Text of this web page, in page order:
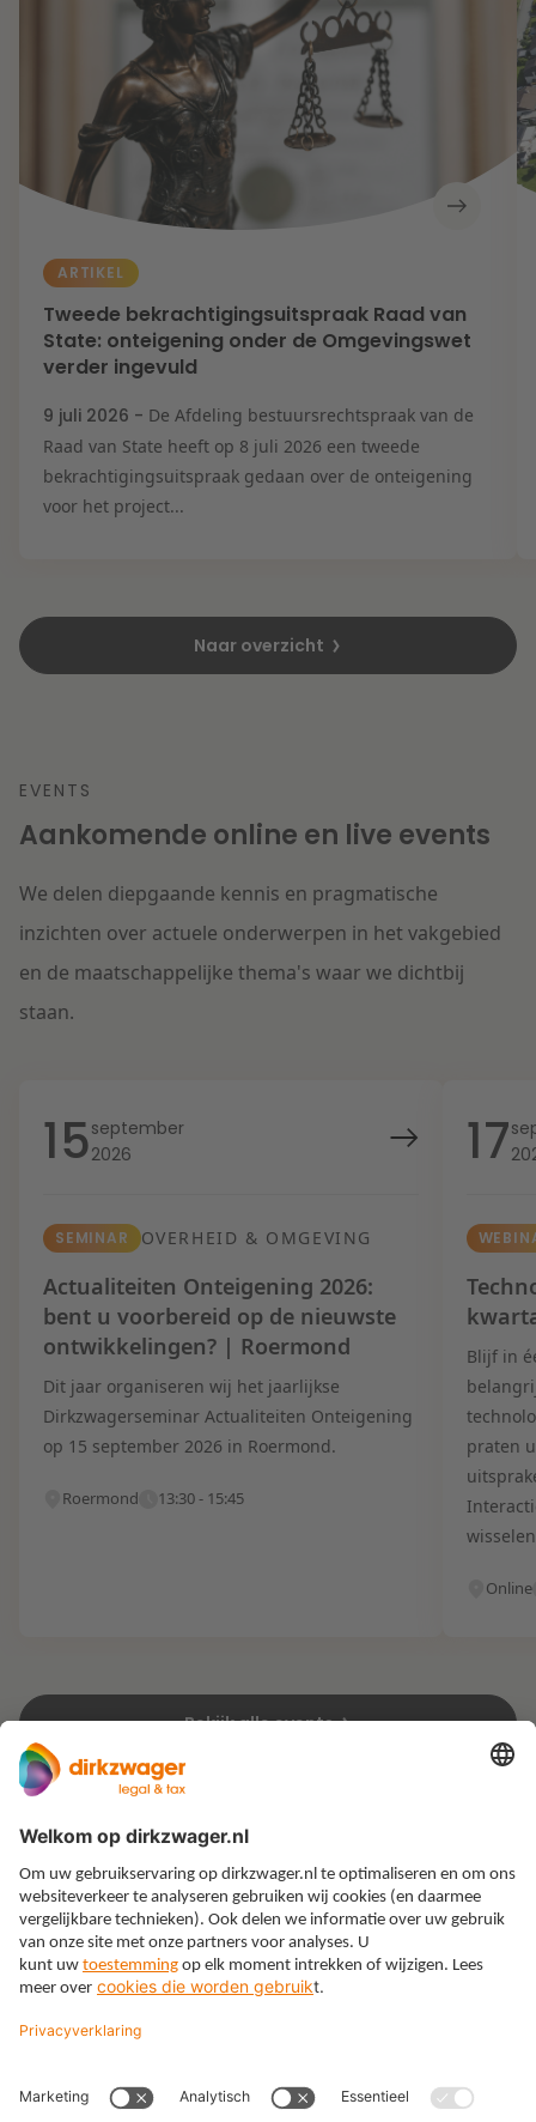
ARTIKEL
Tweede bekrachtigingsuitspraak Raad van
State: onteigening onder de Omgevingswet
verder ingevuld
9 juli 2026 - De Afdeling bestuursrechtspraak van de
Raad van State heeft op 8 juli 2026 een tweede
bekrachtigingsuitspraak gedaan over de onteigening
voor het project...
Naar overzicht
EVENTS
Aankomende online en live events
We delen diepgaande kennis en pragmatische
inzichten over actuele onderwerpen in het vakgebied
en de maatschappelijke thema's waar we dichtbij
staan.
15september
2026
SEMINAR OVERHEID & OMGEVING
Actualiteiten Onteigening 2026:
bent u voorbereid op de nieuwste
ontwikkelingen? | Roermond
Dit jaar organiseren wij het jaarlijkse
Dirkzwagerseminar Actualiteiten Onteigening
op 15 september 2026 in Roermond.
Roermond 13:30 - 15:45
17
Blijf in
praten
Online
Bekijk alle events
Expertises
Thema’s